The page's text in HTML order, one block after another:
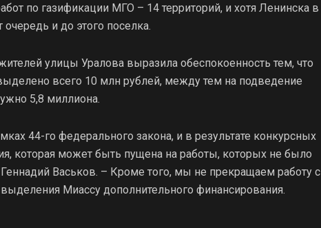
по газификации МГО – 14 территорий, и хотя Ленинска в
очередь и до этого поселка.
улицы Уралова выразила обеспокоенность тем, что
всего 10 млн рублей, между тем на подведение
5,8 миллиона.
44-го федерального закона, и в результате конкурсных
которая может быть пущена на работы, которых не было
Васьков. – Кроме того, мы не прекращаем работу с
Миассу дополнительного финансирования.